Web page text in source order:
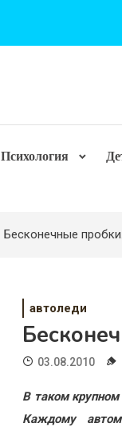
Психология
Бесконечные
автоледи
03.08.2010
В таком крупном
Каждому